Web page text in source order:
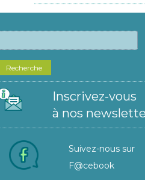
Recherche
Inscrivez-vous
à nos
Suivez-nous sur
F@cebook